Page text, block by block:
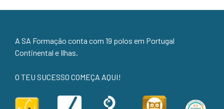
A SA Formação conta com 19 polos em Portugal
Continental e Ilhas.
O TEU SUCESSO COMEÇA AQUI!